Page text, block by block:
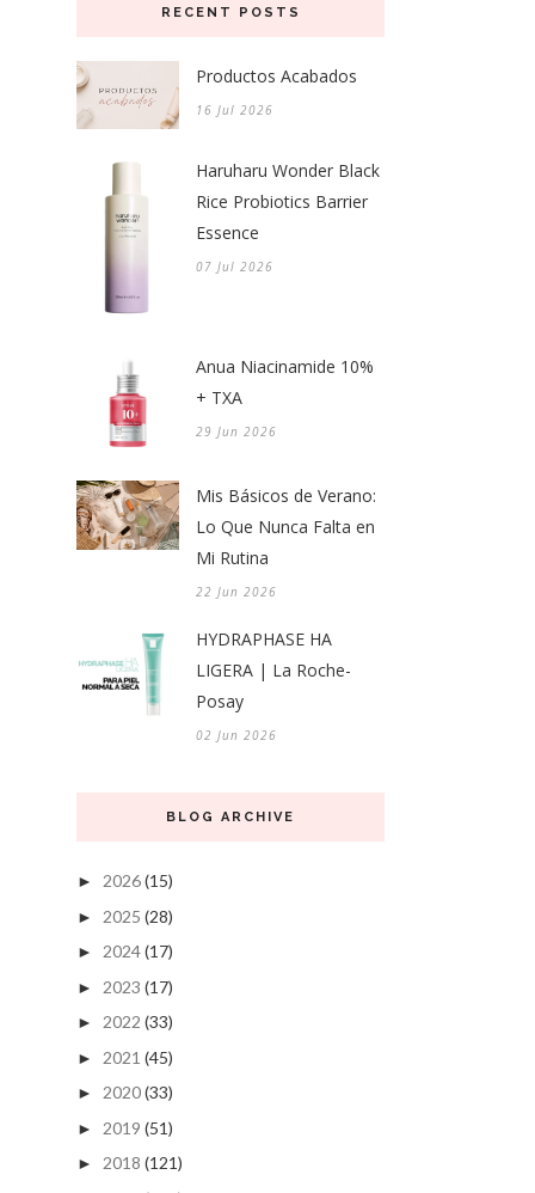
RECENT POSTS
Productos Acabados
16 Jul 2026
Haruharu Wonder Black
Rice Probiotics Barrier
Essence
07 Jul 2026
Anua Niacinamide 10%
+ TXA
29 Jun 2026
Mis Básicos de Verano:
Lo Que Nunca Falta en
Mi Rutina
22 Jun 2026
HYDRAPHASE HA
LIGERA | La Roche-
Posay
02 Jun 2026
BLOG ARCHIVE
► 2026(15)
► 2025 (28)
► 2024(17)
► 2023 (17)
► 2022 (33)
► 2021 (45)
► 2020(33)
► 2019 (51)
► 2018 (121)